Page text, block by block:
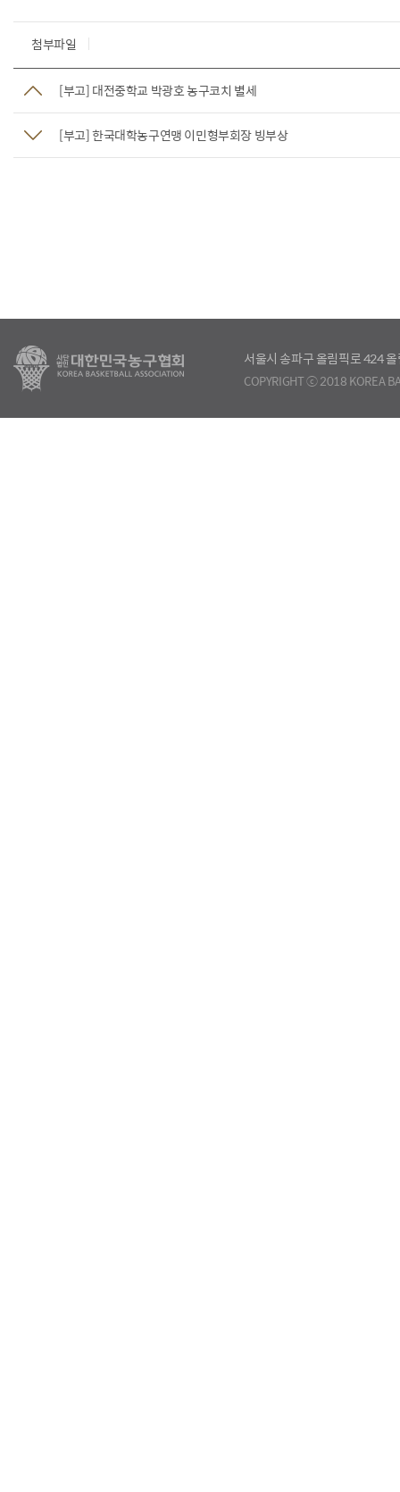
첨부파일
[부고] 대전중학교 박광호 농구코치 별세
[부고] 한국대학농구연맹 이민형부회장 빙부상
서울시 송파구 올림픽로 424
COPYRIGHT ⓒ 2018 KOREA